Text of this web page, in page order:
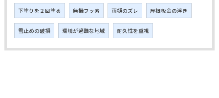
下塗りを２回塗る 無機フッ素 雨樋のズレ 屋根板金の浮き
雪止めの破損 環境が過酷な地域 耐久性を重視